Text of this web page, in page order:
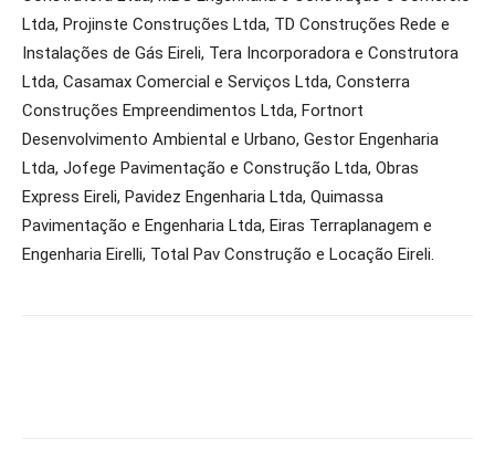
Ltda, Projinste Construções Ltda, TD Construções Rede e
Instalações de Gás Eireli, Tera Incorporadora e Construtora
Ltda, Casamax Comercial e Serviços Ltda, Consterra
Construções Empreendimentos Ltda, Fortnort
Desenvolvimento Ambiental e Urbano, Gestor Engenharia
Ltda, Jofege Pavimentação e Construção Ltda, Obras
Express Eireli, Pavidez Engenharia Ltda, Quimassa
Pavimentação e Engenharia Ltda, Eiras Terraplanagem e
Engenharia Eirelli, Total Pav Construção e Locação Eireli.